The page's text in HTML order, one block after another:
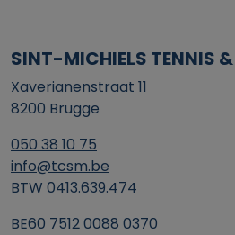
SINT-MICHIELS TENNIS &
Xaverianenstraat 11
8200 Brugge
050 38 10 75
info@tcsm.be
BTW 0413.639.474
BE60 7512 0088 0370